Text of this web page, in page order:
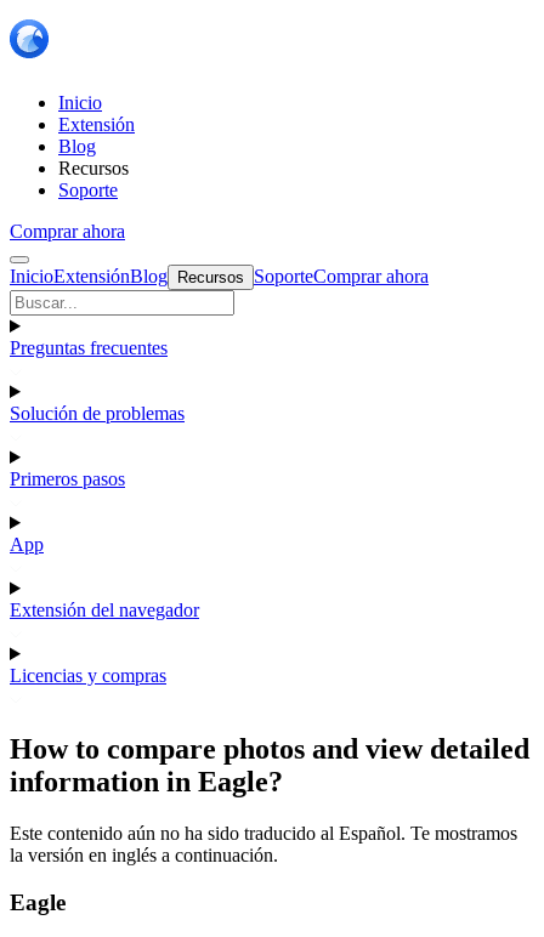
Inicio
Extensión
Blog
Recursos
Soporte
Comprar ahora
InicioExtensiónBlog Recursos SoporteComprar ahora
Preguntas frecuentes
Solución de problemas
Primeros pasos
App
Extensión del navegador
Licencias y compras
How to compare photos and view detailed
information in Eagle?
Este contenido aún no ha sido traducido al Español. Te mostramos
la versión en inglés a continuación.
Eagle